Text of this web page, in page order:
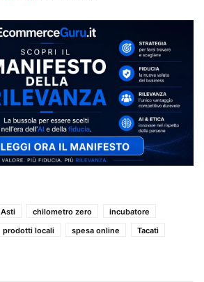
Asti chilometro zero
incubatore
prodotti locali spesa online
Tacatì